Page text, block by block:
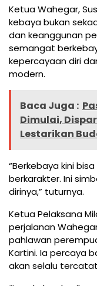
Ketua Wahegar,
kebaya bukan
dan keanggunan
semangat
kepercayaan diri
modern.
Baca Juga :
Dimulai,
Lestarikan
“Berkebaya kini
berkarakter. Ini
dirinya,” tuturnya.
Ketua Pelaksana
perjalanan
pahlawan
Kartini. Ia percaya
akan selalu